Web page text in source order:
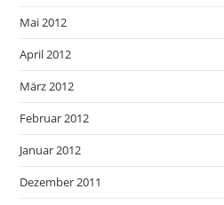
Mai 2012
April 2012
März 2012
Februar 2012
Januar 2012
Dezember 2011